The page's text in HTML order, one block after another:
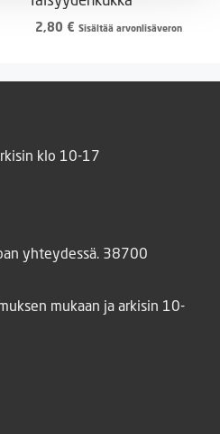
2,80 € Sisältää arvonlisäveron
klo 10-17
yhteydessä. 38700
mukaan ja arkisin 10-